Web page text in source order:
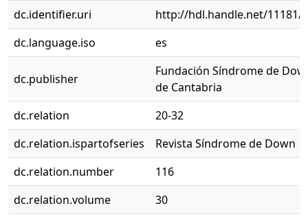
dc.identifier.uri
http://hdl.handle.net/11181/
dc.language.iso
es
dc.publisher
Fundación Síndrome de
de Cantabria
dc.relation
20-32
dc.relation.ispartofseries
Revista Síndrome de Down
dc.relation.number
116
dc.relation.volume
30